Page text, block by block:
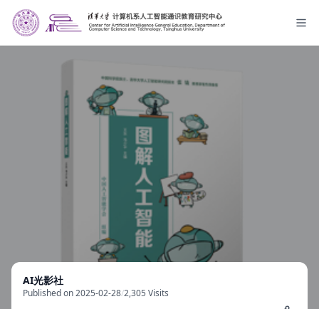
AI光影社
Published on 2025-02-28/2,305 Visits